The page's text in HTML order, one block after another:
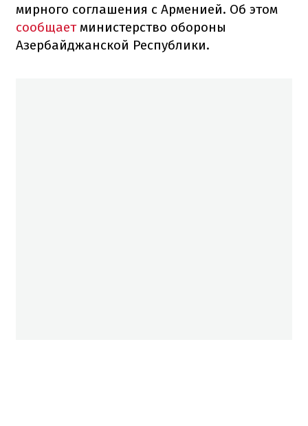
мирного соглашения с Арменией. Об этом
сообщает министерство обороны
Азербайджанской Республики.